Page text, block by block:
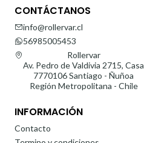
CONTÁCTANOS
info@rollervar.cl
56985005453
Rollervar
Av. Pedro de Valdivia 2715, Casa
7770106 Santiago - Ñuñoa
Región Metropolitana - Chile
INFORMACIÓN
Contacto